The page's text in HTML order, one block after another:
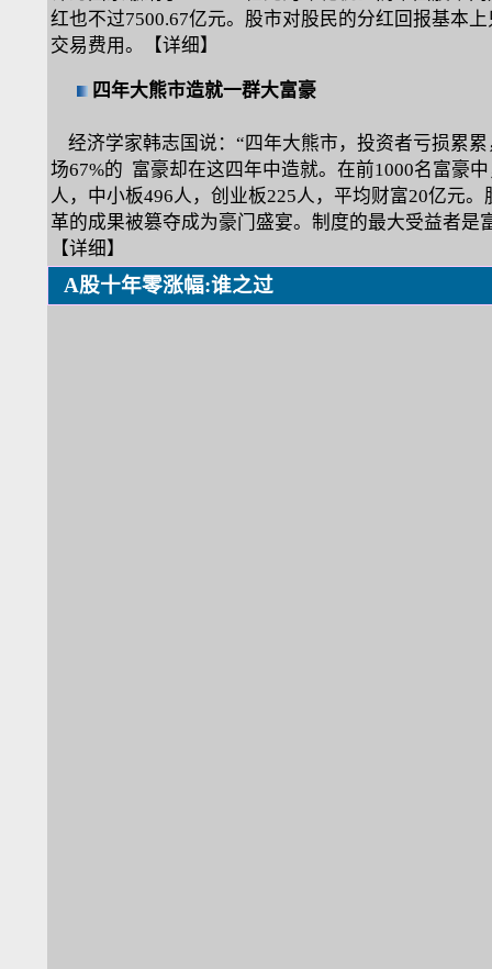
红也不过7500.67亿元。股市对股民的分红回报基本
交易费用。
【详细】
四年大熊市造就一群大富豪
经济学家韩志国说：“四年大熊市，投资者亏损累
场67%的 富豪却在这四年中造就。在前1000名富豪
人，中小板496人，创业板225人，平均财富20亿元。
革的成果被篡夺成为豪门盛宴。制度的最大受益者是
【详细】
A股十年零涨幅:谁之过